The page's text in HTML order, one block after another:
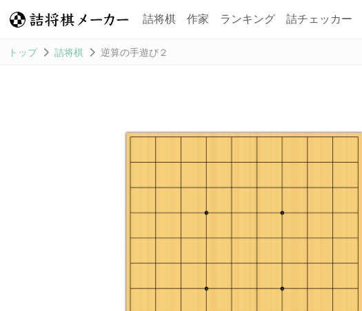
詰将棋 作家 ランキング 詰チェッカー
トップ 詰将棋 逆算の手遊び２